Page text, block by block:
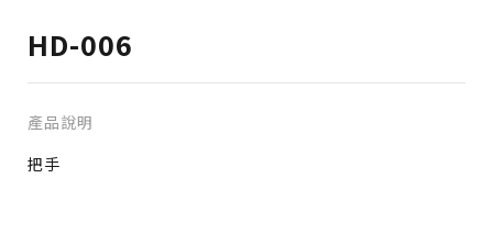
HD-006
產品說明
把手